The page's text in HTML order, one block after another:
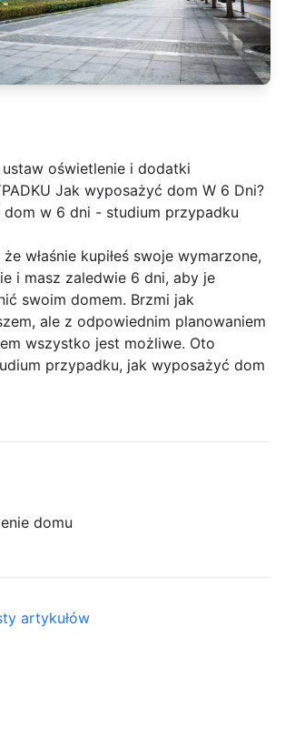
oświetlenie i dodatki
Jak wyposażyć dom W 6 Dni?
w 6 dni - studium przypadku
właśnie kupiłeś swoje wymarzone,
i masz zaledwie 6 dni, aby je
swoim domem. Brzmi jak
ale z odpowiednim planowaniem
wszystko jest możliwe. Oto
przypadku, jak wyposażyć dom
domu
artykułów